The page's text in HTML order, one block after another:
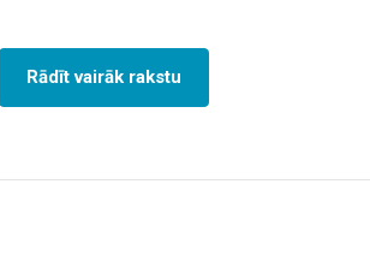
Rādīt vairāk rakstu